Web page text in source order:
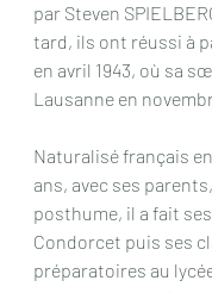
par Steven
tard, ils ont réussi à
en avril 1943, où sa
Lausanne en
Naturalisé français en
ans, avec ses
posthume, il a fait
Condorcet puis ses
préparatoires au